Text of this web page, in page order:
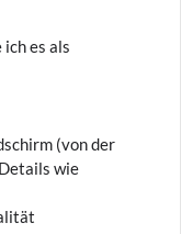
es als
(von der
wie